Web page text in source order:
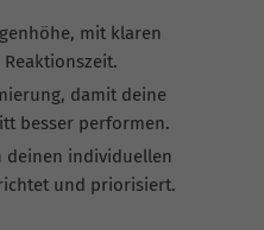
mit klaren
damit deine
besser performen.
deinen individuellen
und priorisiert.